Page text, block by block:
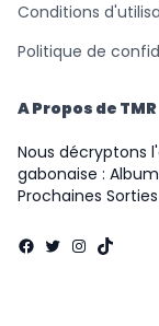
Conditions
Politique de
A Propos de TMR
Nous décryptons
gabonaise :
Prochaines
Facebook
Twitter
Instagram
TikTok